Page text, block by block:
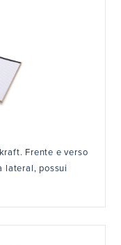
Frente e verso
lateral, possui